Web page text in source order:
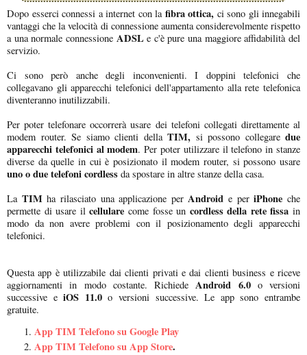
Dopo esserci connessi a internet con lafibra ottica, ci sono gli innegabili
vantaggi che la velocità di connessione aumenta considerevolmente rispetto
a una normale connessione ADSLe c'è pure una maggiore affidabilità del
servizio.
Ci sono però anche degli inconvenienti. I doppini telefonici che
collegavano gli apparecchi telefonici dell'appartamento alla rete telefonica
diventeranno inutilizzabili.
Per poter telefonare occorrerà usare dei telefoni collegati direttamente al
modem router. Se siamo clienti dellaTIM, si possono collegare due
apparecchi telefonici al modem. Per poter utilizzare il telefono in stanze
diverse da quelle in cui è posizionato il modem router, si possono usare
uno o due telefoni cordless da spostare in altre stanze della casa.
La TIMha rilasciato una applicazione perAndroid e periPhone che
permette di usare ilcellulare come fosse un cordless della rete fissa in
modo da non avere problemi con il posizionamento degli apparecchi
telefonici.
Questa app è utilizzabile dai clienti privati e dai clienti business e riceve
aggiornamenti in modo costante. RichiedeAndroid 6.0o versioni
successive eiOS 11.0o versioni successive. Le app sono entrambe
gratuite.
App TIM Telefono su Google Play
App TIM Telefono su App Store.